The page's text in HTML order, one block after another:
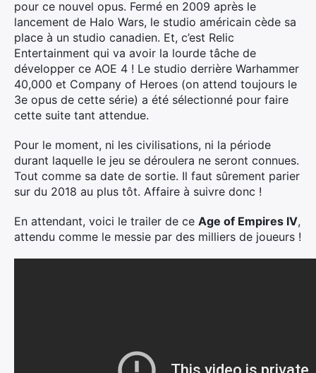
pour ce nouvel opus. Fermé en 2009 après le
lancement de Halo Wars, le studio américain cède sa
place à un studio canadien. Et, c’est Relic
Entertainment qui va avoir la lourde tâche de
développer ce AOE 4 ! Le studio derrière Warhammer
40,000 et Company of Heroes (on attend toujours le
3e opus de cette série) a été sélectionné pour faire
cette suite tant attendue.
Pour le moment, ni les civilisations, ni la période
durant laquelle le jeu se déroulera ne seront connues.
Tout comme sa date de sortie. Il faut sûrement parier
sur du 2018 au plus tôt. Affaire à suivre donc !
En attendant, voici le trailer de ce Age of Empires IV,
attendu comme le messie par des milliers de joueurs !